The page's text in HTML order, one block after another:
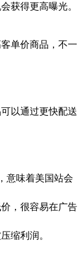
获得更高曝光。
单价商品，不一
以通过更快配送
意味着美国站会
，很容易在广告
缩利润。